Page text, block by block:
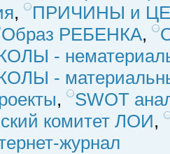
,
ПРИЧИНЫ и
Образ РЕБЕНКА,
-
-
,
SWOT
комитет ЛОИ,
журнал